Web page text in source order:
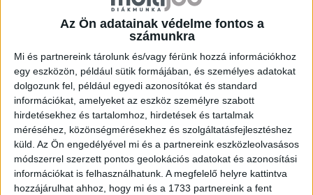
Az Ön adatainak védelme fontos a
számunkra
Mi és partnereink tárolunk és/vagy férünk hozzá információkhoz
egy eszközön, például sütik formájában, és személyes adatokat
dolgozunk fel, például egyedi azonosítókat és standard
információkat, amelyeket az eszköz személyre szabott
hirdetésekhez és tartalomhoz, hirdetések és tartalmak
méréséhez, közönségmérésekhez és szolgáltatásfejlesztéshez
küld. Az Ön engedélyével mi és a partnereink eszközleolvasásos
módszerrel szerzett pontos geolokációs adatokat és azonosítási
információkat is felhasználhatunk. A megfelelő helyre kattintva
hozzájárulhat ahhoz, hogy mi és a 1733 partnereink a fent
Gyors tanulási képesség és jó
problémamegoldó készség
Vendég központúság
Kommunikációs szintű angol nyelvtudás
Rugalmasság: munkavégzés hétköznap és
hétvégén változó műszakokban minimum
heti 20 órában
JELENTKEZÉS